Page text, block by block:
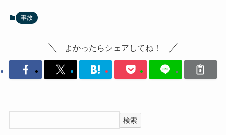
事故
よかったらシェアしてね！
検索